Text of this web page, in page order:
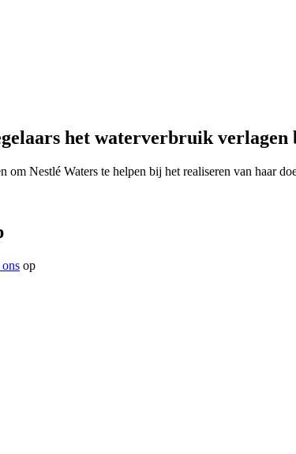
het waterverbruik verlagen
Nestlé Waters te helpen bij het realiseren van haar
op